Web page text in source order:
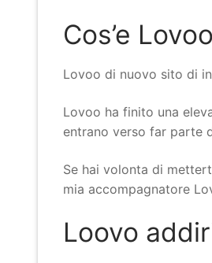
Cos’e
Lovoo di nuovo sito di
Lovoo ha finito una
entrano verso far parte
Se hai volonta di
mia accompagnatore
Loovo